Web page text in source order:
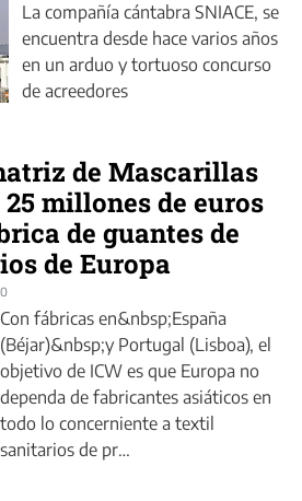
La compañía cántabra SNIACE, se
encuentra desde hace varios años
en un arduo y tortuoso concurso
de acreedores
de Mascarillas
millones de euros
de guantes de
de Europa
Con fábricas en&nbsp;España
(Béjar)&nbsp;y Portugal (Lisboa), el
objetivo de ICW es que Europa no
dependa de fabricantes asiáticos en
todo lo concerniente a textil
sanitarios de pr…